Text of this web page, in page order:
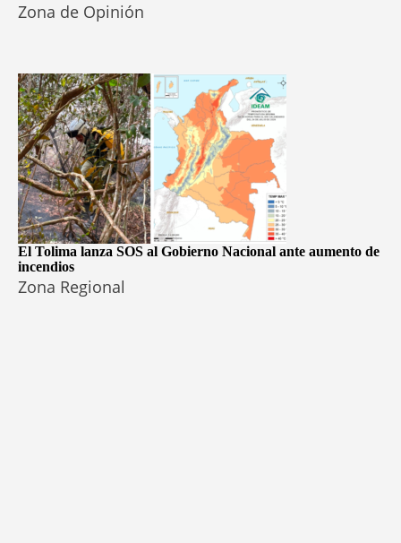
Zona de Opinión
El Tolima lanza SOS al Gobierno Nacional ante aumento de
incendios
Zona Regional